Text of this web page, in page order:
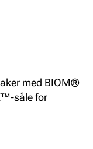
med BIOM®
såle for